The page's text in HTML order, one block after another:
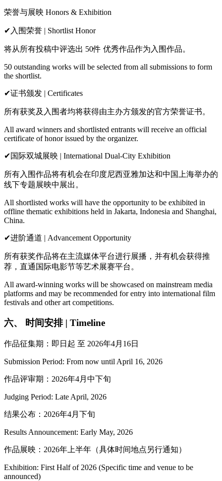
荣誉与展映 Honors & Exhibition
✔入围荣誉 | Shortlist Honor
将从所有投稿中评选出 50件 优秀作品作为入围作品。
50 outstanding works will be selected from all submissions to form
the shortlist.
✔证书颁发 | Certificates
所有获奖及入围者均将获得由主办方颁发的官方荣誉证书。
All award winners and shortlisted entrants will receive an official
certificate of honor issued by the organizer.
✔国际双城展映 | International Dual-City Exhibition
所有入围作品将有机会在印度尼西亚雅加达和中国上海举办的
线下专题展映中展出。
All shortlisted works will have the opportunity to be exhibited in
offline thematic exhibitions held in Jakarta, Indonesia and Shanghai,
China.
✔进阶通道 | Advancement Opportunity
所有获奖作品将在主流媒体平台进行展播，并有机会获得推
荐，直通国际电影节等艺术展赛平台。
All award-winning works will be showcased on mainstream media
platforms and may be recommended for entry into international film
festivals and other art competitions.
六、 时间安排 | Timeline
作品征集期：即日起 至 2026年4月16日
Submission Period: From now until April 16, 2026
作品评审期：2026年4月中下旬
Judging Period: Late April, 2026
结果公布：2026年4月下旬
Results Announcement: Early May, 2026
作品展映：2026年上半年（具体时间地点另行通知）
Exhibition: First Half of 2026 (Specific time and venue to be
announced)